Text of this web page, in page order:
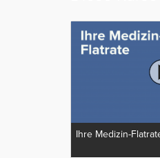
Ihre Medizin-